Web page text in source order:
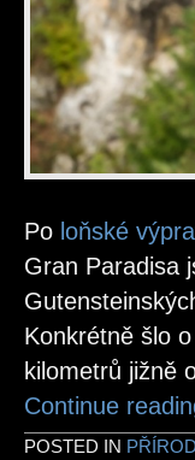
Po loňské
Gran Paradisa
Konkrétně šlo
kilometrů jižně
Continue
POSTED IN